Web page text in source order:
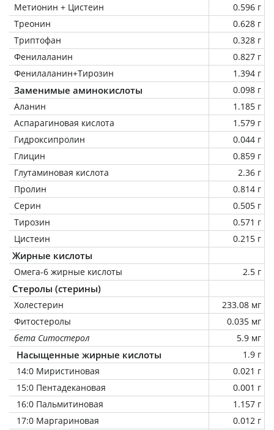
Метионин + Цистеин
0.596 г
Треонин
0.628 г
Триптофан
0.328 г
Фенилаланин
0.827 г
Фенилаланин+Тирозин
1.394 г
Заменимые аминокислоты
0.098 г
Аланин
1.185 г
Аспарагиновая кислота
1.579 г
Гидроксипролин
0.044 г
Глицин
0.859 г
Глутаминовая кислота
2.36 г
Пролин
0.814 г
Серин
0.505 г
Тирозин
0.571 г
Цистеин
0.215 г
Жирные кислоты
Омега-6 жирные кислоты 2.5 г
Стеролы (стерины)
Холестерин
233.08 мг
Фитостеролы
0.035 мг
бета Ситостерол
5.9 мг
Насыщенные жирные кислоты
1.9 г
14:0 Миристиновая
0.021 г
15:0 Пентадекановая
0.001 г
16:0 Пальмитиновая
1.157 г
17:0 Маргариновая
0.012 г